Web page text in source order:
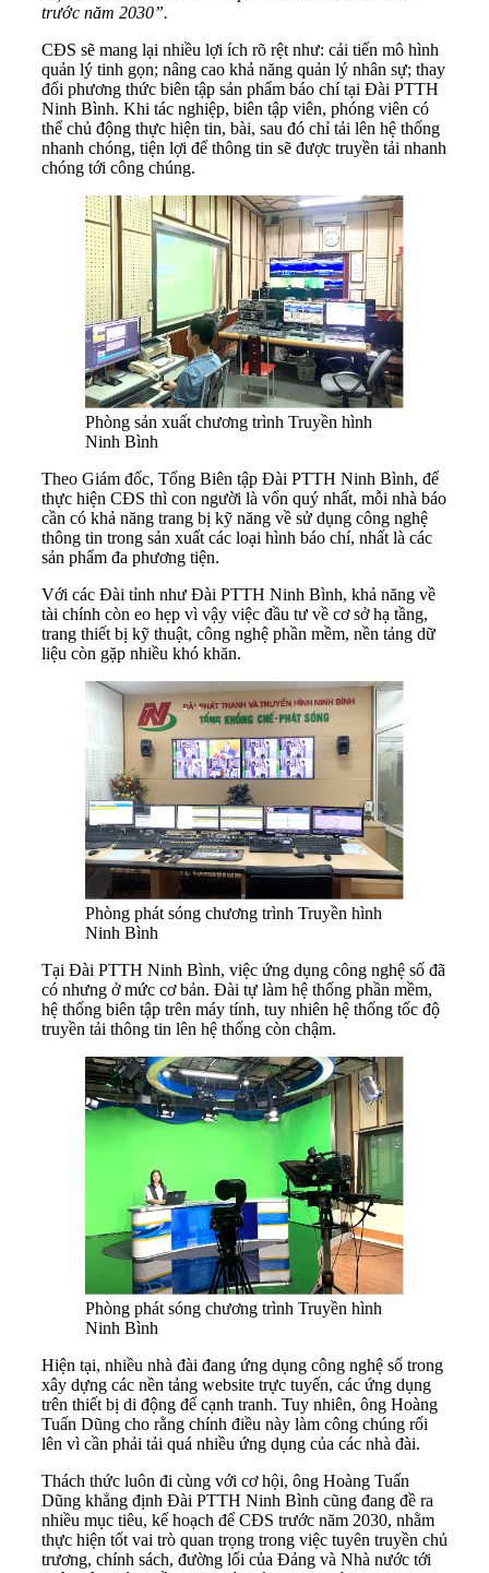
trước năm 2030”.
CĐS sẽ mang lại nhiều lợi ích rõ rệt như: cải tiến mô hình
quản lý tinh gọn; nâng cao khả năng quản lý nhân sự; thay
đổi phương thức biên tập sản phẩm báo chí tại Đài PTTH
Ninh Bình. Khi tác nghiệp, biên tập viên, phóng viên có
thể chủ động thực hiện tin, bài, sau đó chỉ tải lên hệ thống
nhanh chóng, tiện lợi để thông tin sẽ được truyền tải nhanh
chóng tới công chúng.
Phòng sản xuất chương trình Truyền hình
Ninh Bình
Theo Giám đốc, Tổng Biên tập Đài PTTH Ninh Bình, để
thực hiện CĐS thì con người là vốn quý nhất, mỗi nhà báo
cần có khả năng trang bị kỹ năng về sử dụng công nghệ
thông tin trong sản xuất các loại hình báo chí, nhất là các
sản phẩm đa phương tiện.
Với các Đài tỉnh như Đài PTTH Ninh Bình, khả năng về
tài chính còn eo hẹp vì vậy việc đầu tư về cơ sở hạ tầng,
trang thiết bị kỹ thuật, công nghệ phần mềm, nền tảng dữ
liệu còn gặp nhiều khó khăn.
Phòng phát sóng chương trình Truyền hình
Ninh Bình
Tại Đài PTTH Ninh Bình, việc ứng dụng công nghệ số đã
có nhưng ở mức cơ bản. Đài tự làm hệ thống phần mềm,
hệ thống biên tập trên máy tính, tuy nhiên hệ thống tốc độ
truyền tải thông tin lên hệ thống còn chậm.
Phòng phát sóng chương trình Truyền hình
Ninh Bình
Hiện tại, nhiều nhà đài đang ứng dụng công nghệ số trong
xây dựng các nền tảng website trực tuyến, các ứng dụng
trên thiết bị di động để cạnh tranh. Tuy nhiên, ông Hoàng
Tuấn Dũng cho rằng chính điều này làm công chúng rối
lên vì cần phải tải quá nhiều ứng dụng của các nhà đài.
Thách thức luôn đi cùng với cơ hội, ông Hoàng Tuấn
Dũng khẳng định Đài PTTH Ninh Bình cũng đang đề ra
nhiều mục tiêu, kế hoạch để CĐS trước năm 2030, nhằm
thực hiện tốt vai trò quan trọng trong việc tuyên truyền chủ
trương, chính sách, đường lối của Đảng và Nhà nước tới